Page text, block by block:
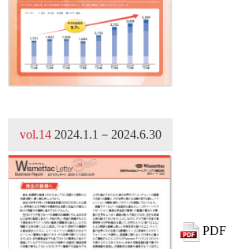
vol.14 2024.1.1－2024.6.30
PDF